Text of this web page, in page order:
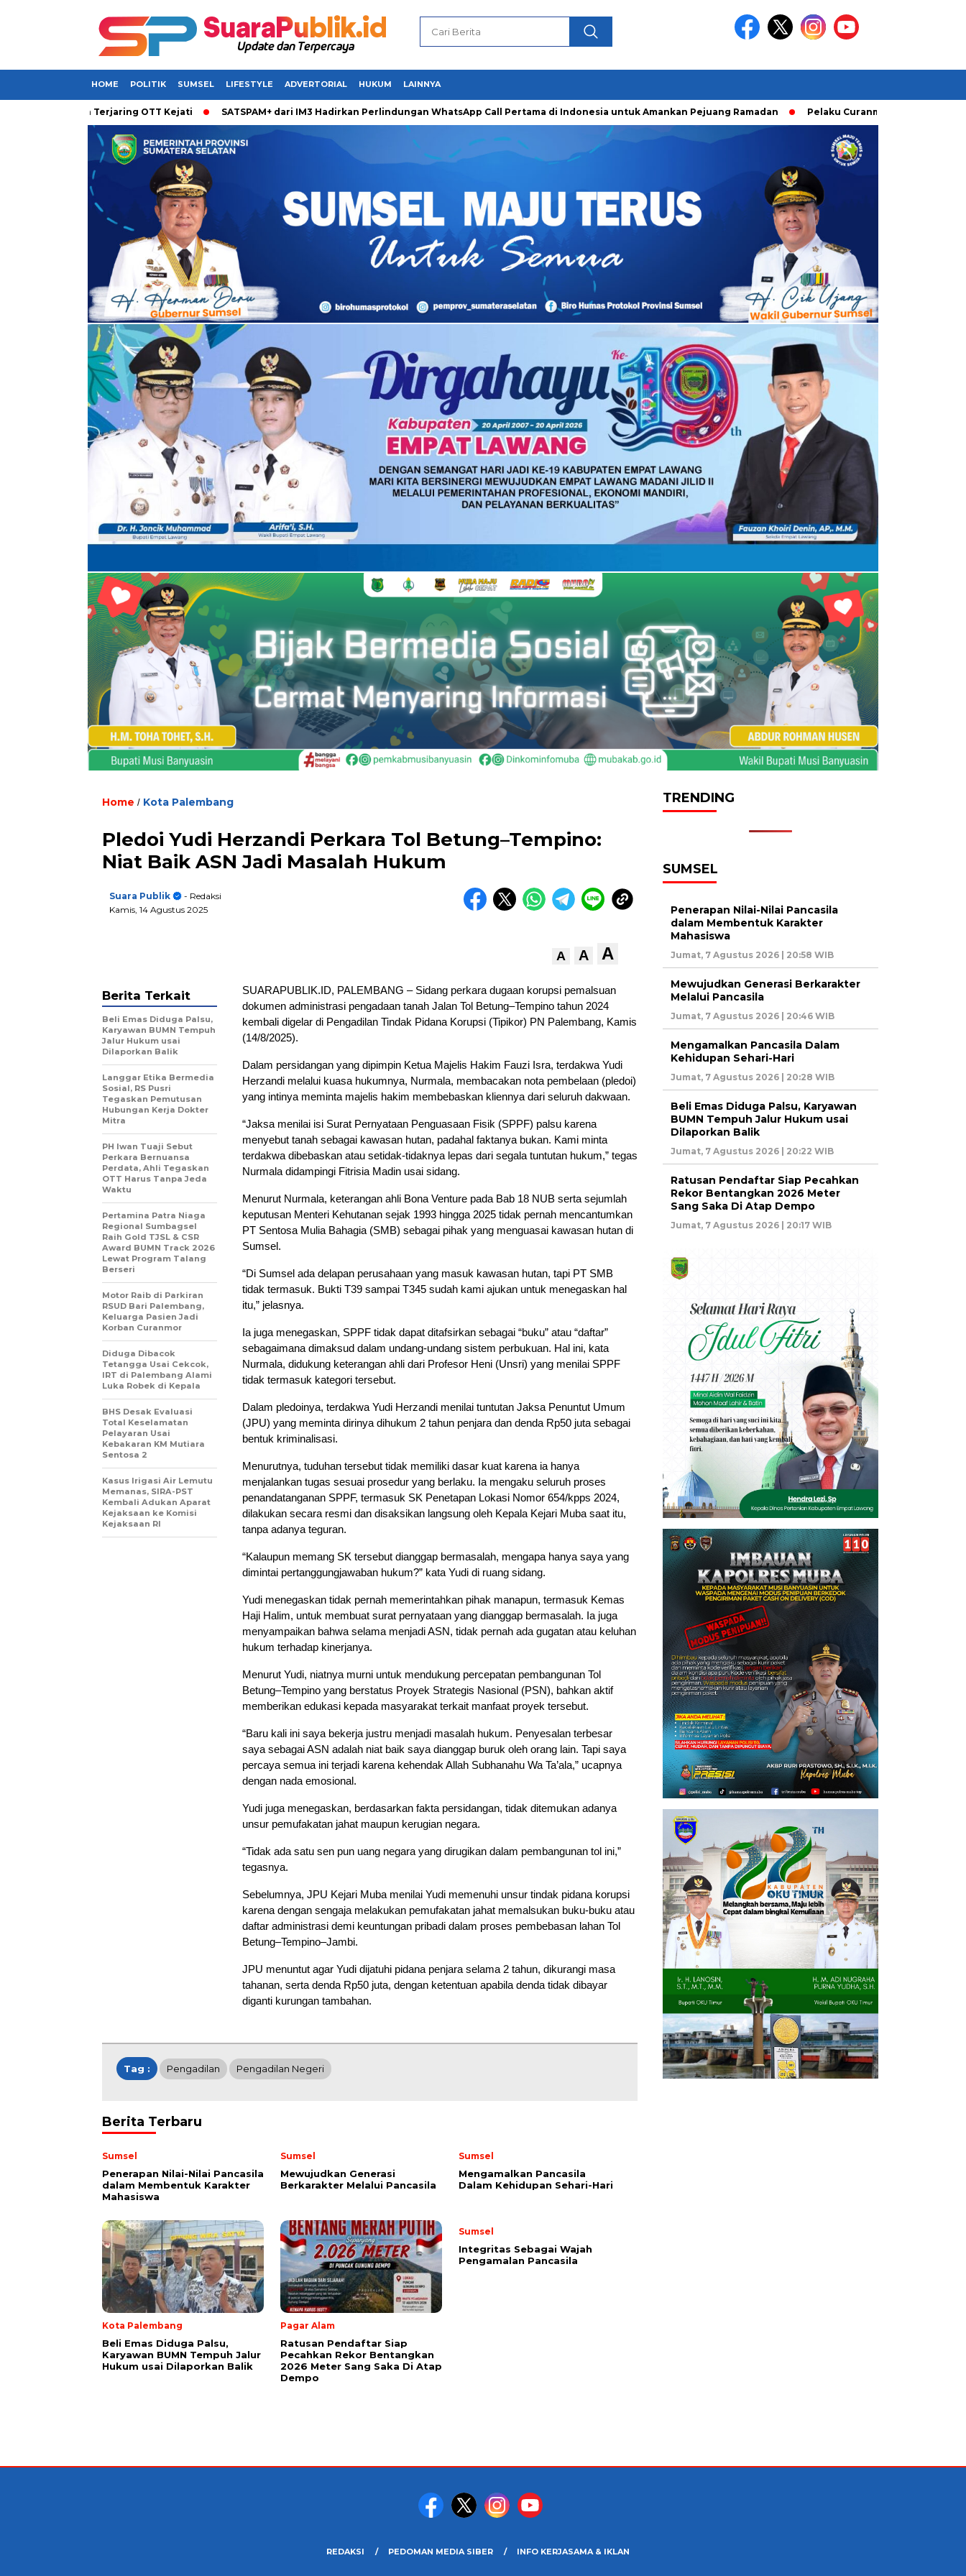
HOME POLITIK SUMSEL LIFESTYLE ADVERTORIAL HUKUM LAINNYA
Terjaring OTT Kejati SATSPAM+ dari IM3 Hadirkan Perlindungan WhatsApp Call Pertama di Indonesia untuk Amankan Pejuang Ramadan Pelaku Curanmor diringkusi Unit
Home / Kota Palembang
Pledoi Yudi Herzandi Perkara Tol Betung–Tempino:
Niat Baik ASN Jadi Masalah Hukum
Suara Publik
- Redaksi
Kamis, 14 Agustus 2025
A A A
SUARAPUBLIK.ID, PALEMBANG – Sidang perkara dugaan korupsi pemalsuan
dokumen administrasi pengadaan tanah Jalan Tol Betung–Tempino tahun 2024
kembali digelar di Pengadilan Tindak Pidana Korupsi (Tipikor) PN Palembang, Kamis
(14/8/2025).
Dalam persidangan yang dipimpin Ketua Majelis Hakim Fauzi Isra, terdakwa Yudi
Herzandi melalui kuasa hukumnya, Nurmala, membacakan nota pembelaan (pledoi)
yang intinya meminta majelis hakim membebaskan kliennya dari seluruh dakwaan.
“Jaksa menilai isi Surat Pernyataan Penguasaan Fisik (SPPF) palsu karena
menyebut tanah sebagai kawasan hutan, padahal faktanya bukan. Kami minta
terdakwa dibebaskan atau setidak-tidaknya lepas dari segala tuntutan hukum,” tegas
Nurmala didampingi Fitrisia Madin usai sidang.
Menurut Nurmala, keterangan ahli Bona Venture pada Bab 18 NUB serta sejumlah
keputusan Menteri Kehutanan sejak 1993 hingga 2025 tidak pernah mencantumkan
PT Sentosa Mulia Bahagia (SMB) sebagai pihak yang menguasai kawasan hutan di
Sumsel.
“Di Sumsel ada delapan perusahaan yang masuk kawasan hutan, tapi PT SMB
tidak termasuk. Bukti T39 sampai T345 sudah kami ajukan untuk menegaskan hal
itu,” jelasnya.
Ia juga menegaskan, SPPF tidak dapat ditafsirkan sebagai “buku” atau “daftar”
sebagaimana dimaksud dalam undang-undang sistem perbukuan. Hal ini, kata
Nurmala, didukung keterangan ahli dari Profesor Heni (Unsri) yang menilai SPPF
tidak termasuk kategori tersebut.
Dalam pledoinya, terdakwa Yudi Herzandi menilai tuntutan Jaksa Penuntut Umum
(JPU) yang meminta dirinya dihukum 2 tahun penjara dan denda Rp50 juta sebagai
bentuk kriminalisasi.
Menurutnya, tuduhan tersebut tidak memiliki dasar kuat karena ia hanya
menjalankan tugas sesuai prosedur yang berlaku. Ia mengaku seluruh proses
penandatanganan SPPF, termasuk SK Penetapan Lokasi Nomor 654/kpps 2024,
dilakukan secara resmi dan disaksikan langsung oleh Kepala Kejari Muba saat itu,
tanpa adanya teguran.
“Kalaupun memang SK tersebut dianggap bermasalah, mengapa hanya saya yang
dimintai pertanggungjawaban hukum?” kata Yudi di ruang sidang.
Yudi menegaskan tidak pernah memerintahkan pihak manapun, termasuk Kemas
Haji Halim, untuk membuat surat pernyataan yang dianggap bermasalah. Ia juga
menyampaikan bahwa selama menjadi ASN, tidak pernah ada gugatan atau keluhan
hukum terhadap kinerjanya.
Menurut Yudi, niatnya murni untuk mendukung percepatan pembangunan Tol
Betung–Tempino yang berstatus Proyek Strategis Nasional (PSN), bahkan aktif
memberikan edukasi kepada masyarakat terkait manfaat proyek tersebut.
“Baru kali ini saya bekerja justru menjadi masalah hukum. Penyesalan terbesar
saya sebagai ASN adalah niat baik saya dianggap buruk oleh orang lain. Tapi saya
percaya semua ini terjadi karena kehendak Allah Subhanahu Wa Ta’ala,” ucapnya
dengan nada emosional.
Yudi juga menegaskan, berdasarkan fakta persidangan, tidak ditemukan adanya
unsur pemufakatan jahat maupun kerugian negara.
“Tidak ada satu sen pun uang negara yang dirugikan dalam pembangunan tol ini,”
tegasnya.
Sebelumnya, JPU Kejari Muba menilai Yudi memenuhi unsur tindak pidana korupsi
karena dengan sengaja melakukan pemufakatan jahat memalsukan buku-buku atau
daftar administrasi demi keuntungan pribadi dalam proses pembebasan lahan Tol
Betung–Tempino–Jambi.
JPU menuntut agar Yudi dijatuhi pidana penjara selama 2 tahun, dikurangi masa
tahanan, serta denda Rp50 juta, dengan ketentuan apabila denda tidak dibayar
diganti kurungan tambahan.
Berita Terkait
Beli Emas Diduga Palsu,
Karyawan BUMN Tempuh
Jalur Hukum usai
Dilaporkan Balik
Langgar Etika Bermedia
Sosial, RS Pusri
Tegaskan Pemutusan
Hubungan Kerja Dokter
Mitra
PH Iwan Tuaji Sebut
Perkara Bernuansa
Perdata, Ahli Tegaskan
OTT Harus Tanpa Jeda
Waktu
Pertamina Patra Niaga
Regional Sumbagsel
Raih Gold TJSL & CSR
Award BUMN Track 2026
Lewat Program Talang
Berseri
Motor Raib di Parkiran
RSUD Bari Palembang,
Keluarga Pasien Jadi
Korban Curanmor
Diduga Dibacok
Tetangga Usai Cekcok,
IRT di Palembang Alami
Luka Robek di Kepala
BHS Desak Evaluasi
Total Keselamatan
Pelayaran Usai
Kebakaran KM Mutiara
Sentosa 2
Kasus Irigasi Air Lemutu
Memanas, SIRA-PST
Kembali Adukan Aparat
Kejaksaan ke Komisi
Kejaksaan RI
Tag : Pengadilan Pengadilan Negeri
Berita Terbaru
Sumsel
Penerapan Nilai-Nilai Pancasila
dalam Membentuk Karakter
Mahasiswa
Sumsel
Mewujudkan Generasi
Berkarakter Melalui Pancasila
Sumsel
Mengamalkan Pancasila
Dalam Kehidupan Sehari-Hari
Kota Palembang
Beli Emas Diduga Palsu,
Karyawan BUMN Tempuh Jalur
Hukum usai Dilaporkan Balik
Pagar Alam
Ratusan Pendaftar Siap
Pecahkan Rekor Bentangkan
2026 Meter Sang Saka Di Atap
Dempo
Sumsel
Integritas Sebagai Wajah
Pengamalan Pancasila
TRENDING
SUMSEL
Penerapan Nilai-Nilai Pancasila
dalam Membentuk Karakter
Mahasiswa
Jumat, 7 Agustus 2026 | 20:58 WIB
Mewujudkan Generasi Berkarakter
Melalui Pancasila
Jumat, 7 Agustus 2026 | 20:46 WIB
Mengamalkan Pancasila Dalam
Kehidupan Sehari-Hari
Jumat, 7 Agustus 2026 | 20:28 WIB
Beli Emas Diduga Palsu, Karyawan
BUMN Tempuh Jalur Hukum usai
Dilaporkan Balik
Jumat, 7 Agustus 2026 | 20:22 WIB
Ratusan Pendaftar Siap Pecahkan
Rekor Bentangkan 2026 Meter
Sang Saka Di Atap Dempo
Jumat, 7 Agustus 2026 | 20:17 WIB
REDAKSI PEDOMAN MEDIA SIBER INFO KERJASAMA & IKLAN